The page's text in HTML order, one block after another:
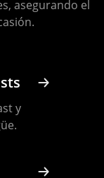
asegurando el
y